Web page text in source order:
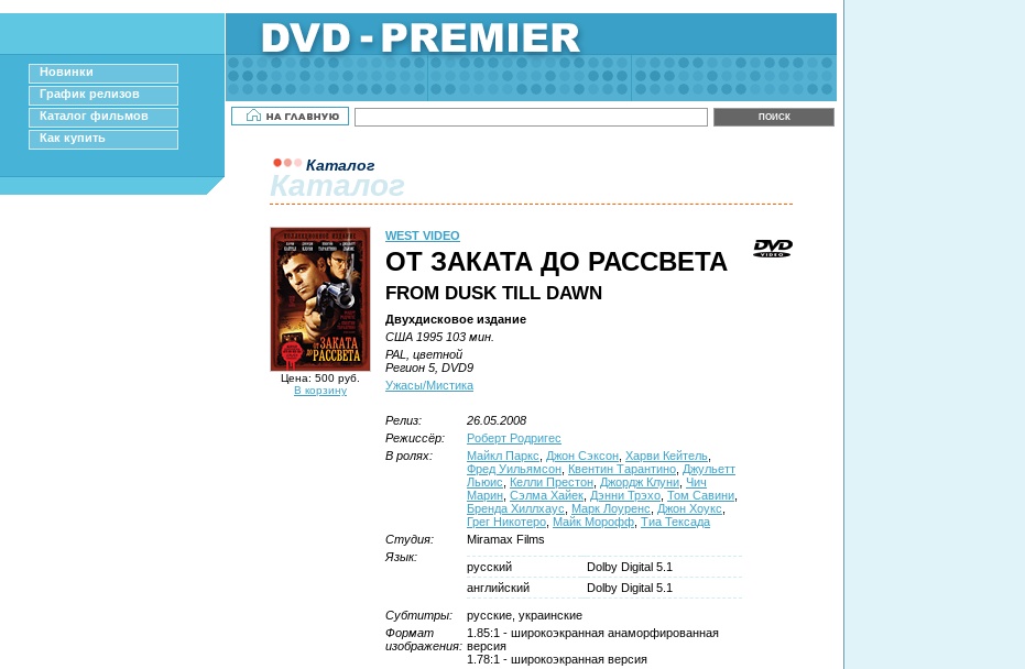
Новинки
График релизов
Каталог фильмов
Как купить
Каталог
Каталог
Цена: 500 руб.
В корзину
WEST VIDEO
ОТ ЗАКАТА ДО РАССВЕТА
FROM DUSK TILL DAWN
Двухдисковое издание
США 1995 103 мин.
PAL, цветной
Регион 5, DVD9
Ужасы/Мистика
Релиз:
26.05.2008
Режиссёр:
Роберт Родригес
В ролях:
Майкл Паркс Джон Сэксон Харви Кейтель
Фред Уильямсон Квентин Тарантино Джульетт
Льюис
Келли Престон Джордж Клуни Чич
Марин Сэлма Хайек Дэнни Трэхо Том Савини
Бренда Хиллхаус
Марк Лоуренс Джон Хоукс
Грег Никотеро Майк Морофф Тиа Тексада
Студия:
Miramax Films
Язык:
русский
Dolby Digital 5.1
английский
Dolby Digital 5.1
Субтитры:
русские, украинские
Формат
изображения:
1.85:1 - широкоэкранная анаморфированная
версия
1.78:1 - широкоэкранная версия